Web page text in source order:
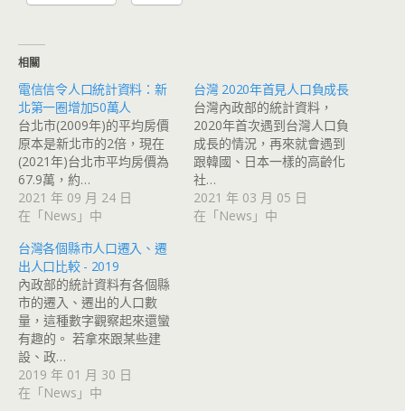
相關
電信信令人口統計資料：新
北第一圈增加50萬人
台北市(2009年)的平均房價
原本是新北市的2倍，現在
(2021年)台北市平均房價為
67.9萬，約…
2021 年 09 月 24 日
在「News」中
台灣 2020年首見人口負成長
台灣內政部的統計資料，
2020年首次遇到台灣人口負
成長的情況，再來就會遇到
跟韓國、日本一樣的高齡化
社…
2021 年 03 月 05 日
在「News」中
台灣各個縣市人口遷入、遷
出人口比較 - 2019
內政部的統計資料有各個縣
市的遷入、遷出的人口數
量，這種數字觀察起來還蠻
有趣的。 若拿來跟某些建
設、政…
2019 年 01 月 30 日
在「News」中